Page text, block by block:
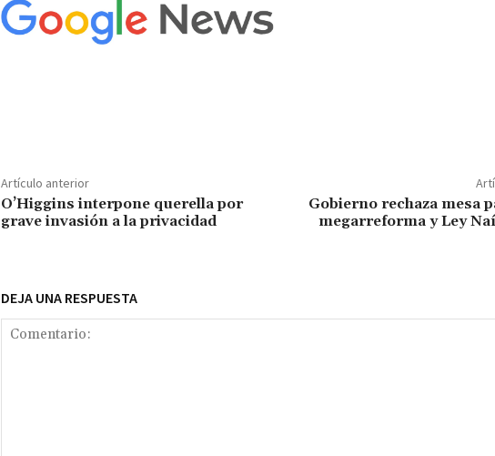
Artículo anterior
O’Higgins interpone querella por
grave invasión a la privacidad
Gobierno rechaza mesa
megarreforma y Ley
DEJA UNA RESPUESTA